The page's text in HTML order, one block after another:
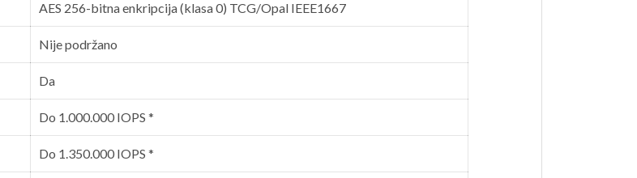
AES 256-bitna enkripcija (klasa 0) TCG/Opal IEEE1667
Nije podržano
Da
Do 1.000.000 IOPS *
Do 1.350.000 IOPS *